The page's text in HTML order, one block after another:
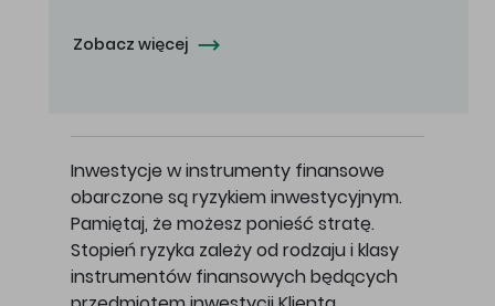
Zobacz więcej
Inwestycje w instrumenty finansowe
obarczone są ryzykiem inwestycyjnym.
Pamiętaj, że możesz ponieść stratę.
Stopień ryzyka zależy od rodzaju i klasy
instrumentów finansowych będących